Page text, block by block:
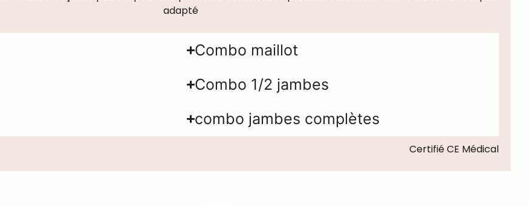
adapté
Combo maillot
Combo 1/2 jambes
combo jambes complètes
Certifié CE Médical